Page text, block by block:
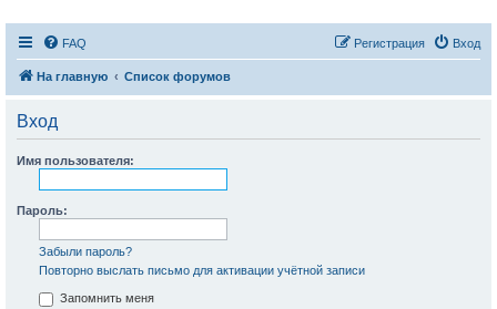
FAQ Вход
Регистрация
На главную Список форумов
Вход
Имя пользователя:
Пароль:
Забыли пароль?
Повторно выслать письмо для активации учётной записи
Запомнить меня